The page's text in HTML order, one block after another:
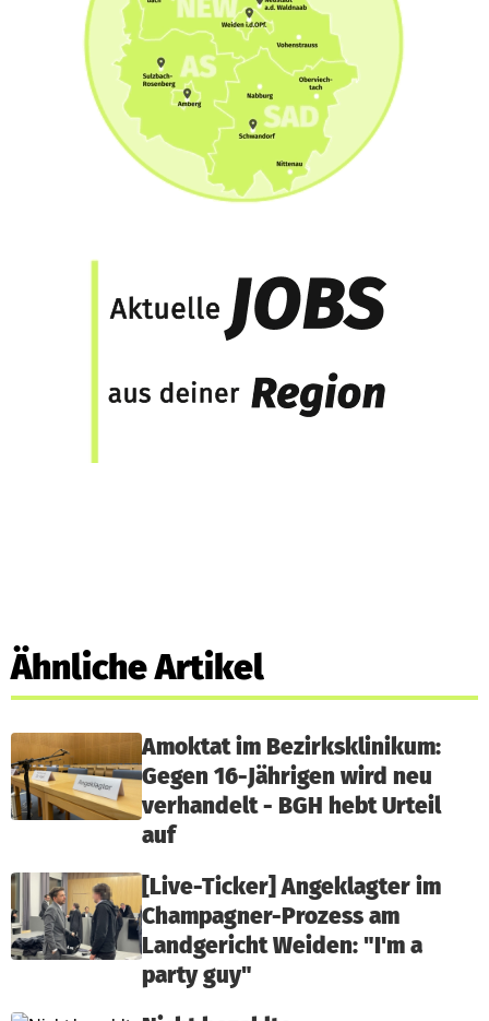
Ähnliche Artikel
Amoktat im Bezirksklinikum:
Gegen 16-Jährigen wird neu
verhandelt - BGH hebt Urteil
auf
[Live-Ticker] Angeklagter im
Champagner-Prozess am
Landgericht Weiden: "I'm a
party guy"